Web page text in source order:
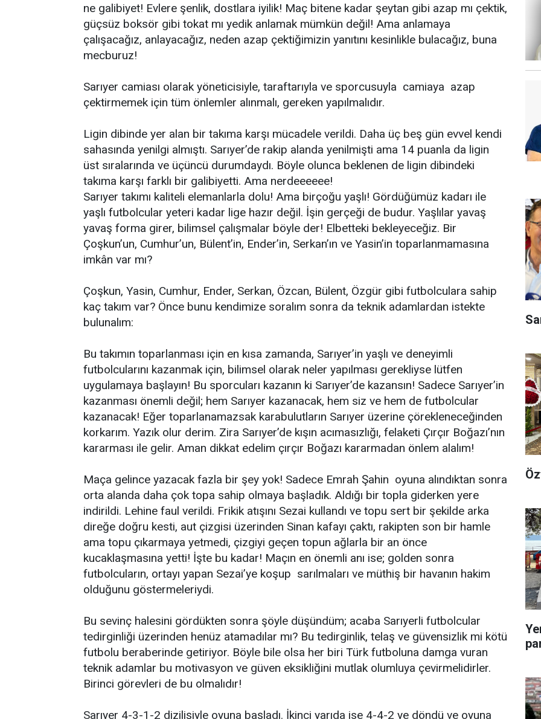
ne galibiyet! Evlere şenlik, dostlara iyilik! Maç bitene kadar şeytan gibi azap mı çektik,
güçsüz boksör gibi tokat mı yedik anlamak mümkün değil! Ama anlamaya
çalışacağız, anlayacağız, neden azap çektiğimizin yanıtını kesinlikle bulacağız, buna
mecburuz!
Sarıyer camiası olarak yöneticisiyle, taraftarıyla ve sporcusuyla camiaya azap
çektirmemek için tüm önlemler alınmalı, gereken yapılmalıdır.
Ligin dibinde yer alan bir takıma karşı mücadele verildi. Daha üç beş gün evvel kendi
sahasında yenilgi almıştı. Sarıyer’de rakip alanda yenilmişti ama 14 puanla da ligin
üst sıralarında ve üçüncü durumdaydı. Böyle olunca beklenen de ligin dibindeki
takıma karşı farklı bir galibiyetti. Ama nerdeeeeee!
Sarıyer takımı kaliteli elemanlarla dolu! Ama birçoğu yaşlı! Gördüğümüz kadarı ile
yaşlı futbolcular yeteri kadar lige hazır değil. İşin gerçeği de budur. Yaşlılar yavaş
yavaş forma girer, bilimsel çalışmalar böyle der! Elbetteki bekleyeceğiz. Bir
Çoşkun’un, Cumhur’un, Bülent’in, Ender’in, Serkan’ın ve Yasin’in toparlanmamasına
imkân var mı?
Çoşkun, Yasin, Cumhur, Ender, Serkan, Özcan, Bülent, Özgür gibi futbolculara sahip
kaç takım var? Önce bunu kendimize soralım sonra da teknik adamlardan istekte
bulunalım:
Bu takımın toparlanması için en kısa zamanda, Sarıyer’in yaşlı ve deneyimli
futbolcularını kazanmak için, bilimsel olarak neler yapılması gerekliyse lütfen
uygulamaya başlayın! Bu sporcuları kazanın ki Sarıyer’de kazansın! Sadece Sarıyer’in
kazanması önemli değil; hem Sarıyer kazanacak, hem siz ve hem de futbolcular
kazanacak! Eğer toparlanamazsak karabulutların Sarıyer üzerine çörekleneceğinden
korkarım. Yazık olur derim. Zira Sarıyer’de kışın acımasızlığı, felaketi Çırçır Boğazı’nın
kararması ile gelir. Aman dikkat edelim çırçır Boğazı kararmadan önlem alalım!
Maça gelince yazacak fazla bir şey yok! Sadece Emrah Şahin oyuna alındıktan sonra
orta alanda daha çok topa sahip olmaya başladık. Aldığı bir topla giderken yere
indirildi. Lehine faul verildi. Frikik atışını Sezai kullandı ve topu sert bir şekilde arka
direğe doğru kesti, aut çizgisi üzerinden Sinan kafayı çaktı, rakipten son bir hamle
ama topu çıkarmaya yetmedi, çizgiyi geçen topun ağlarla bir an önce
kucaklaşmasına yetti! İşte bu kadar! Maçın en önemli anı ise; golden sonra
futbolcuların, ortayı yapan Sezai’ye koşup sarılmaları ve müthiş bir havanın hakim
olduğunu göstermeleriydi.
Bu sevinç halesini gördükten sonra şöyle düşündüm; acaba Sarıyerli futbolcular
tedirginliği üzerinden henüz atamadılar mı? Bu tedirginlik, telaş ve güvensizlik mi kötü
futbolu beraberinde getiriyor. Böyle bile olsa her biri Türk futboluna damga vuran
teknik adamlar bu motivasyon ve güven eksikliğini mutlak olumluya çevirmelidirler.
Birinci görevleri de bu olmalıdır!
Sarıyer 4-3-1-2 dizilişiyle oyuna başladı. İkinci yarıda ise 4-4-2 ye döndü ve oyuna